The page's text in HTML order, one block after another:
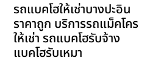
รถแบคโฮให้เช่าบางปะอิน
ราคาถูก บริการรถแม็คโคร
ให้เช่า รถแบคโฮรับจ้าง
แบคโฮรับเหมา